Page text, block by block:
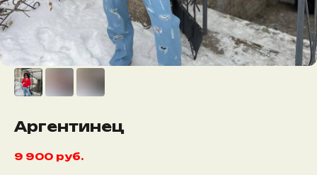
Аргентинец
9 900 руб.